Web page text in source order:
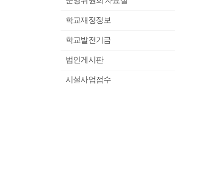
학교재정정보
학교발전기금
법인게시판
시설사업접수